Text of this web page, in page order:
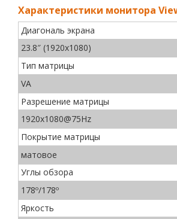
Характеристики монитора
Диагональ экрана
23.8″ (1920х1080)
Тип матрицы
VA
Разрешение матрицы
1920х1080@75Hz
Покрытие матрицы
матовое
Углы обзора
178º/178º
Яркость